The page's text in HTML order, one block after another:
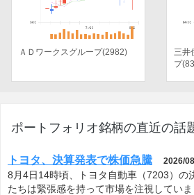
ＡＤワークスグループ(2982)
三井
プ
ポートフォリオ銘柄の直近の話
トヨタ、決算発表で株価急騰 2026/
8月4日14時頃、トヨタ自動車（7203）の
たちは緊張感を持って市場を注視してい